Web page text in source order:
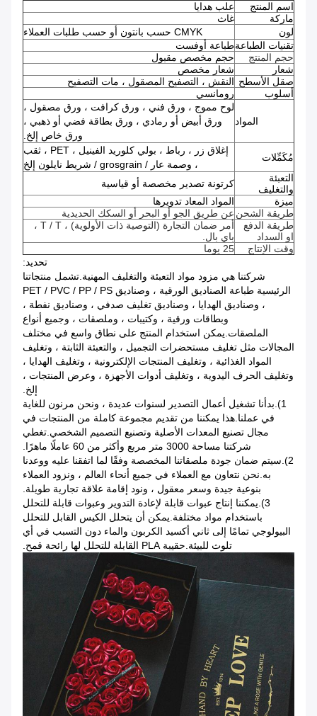
اسم المنتج
علب هدايا
ماركة
غاث
لون
CMYK حسب بانتون أو حسب طلبات العملاء
تقنيات الطباعةطباعة أوفست
حجم المنتج
حجم مخصص مقبول
شعار
شعار مخصص
صقل الأسطح النقش ، التصفيح المصقول ، مات التصفيح
أسلوب
رومانسي
المواد
لوح مموج ، ورق فني ، ورق كرافت ، ورق مصقول ،
ورق أبيض أو رمادي ، ورق بطاقة فضي أو ذهبي ،
ورق خاص إلخ.
مُكَمِّلات
إغلاق زر ، رباط ، بولي كلوريد الفينيل ، PET ، ثقب
، وصمة عار / grosgrain / شريط نايلون إلخ
التعبئة
والتغليف
كرتونة تصدير مخصصة أو قياسية
ميزة
المواد المعاد تدويرها
طريقة الشحن عن طريق الجو أو البحر أو السكك الحديدية
طريقة الدفع
او السداد
أمر ضمان التجارة (التوصية ذات الأولوية) ، T / T ،
باي بال.
وقت الإنتاج
25 يوما
تحديد:
شركتنا هي مزود مواد التعبئة والتغليف المهنية.تشمل منتجاتنا
الرئيسية طباعة الصناديق الورقية ، وصناديق PET / PVC / PP / PS
، وصناديق الهدايا ، وصناديق تغليف صدفي ، وصناديق نفطة ،
وبطاقات ورقية ، وكتيبات ، وملصقات ، وجميع أنواع
الملصقات.يمكن استخدام المنتج على نطاق واسع في مختلف
المجالات مثل تغليف مستحضرات التجميل ، والتعبئة الثابتة ، وتغليف
المواد الغذائية ، وتغليف المنتجات الإلكترونية ، وتغليف الهدايا ،
وتغليف الحرف اليدوية ، وتغليف أدوات الأجهزة ، وعرض المنتجات ،
إلخ.
1).بدأنا تشغيل أعمال التصدير لسنوات عديدة ، ونحن مرنون للغاية
في عملنا.هذا يمكننا من تقديم مجموعة كاملة من المنتجات في
مجال تصنيع المعدات الأصلية وتصنيع التصميم الشخصي.تغطي
شركتنا مساحة 3000 متر مربع وأكثر من 60 عاملًا ماهرًا.
2).سيتم ضمان جودة ملصقاتنا المخصصة وفقًا لما اتفقنا عليه ووعدنا
به.نحن نتعاون مع العملاء في جميع أنحاء العالم ، ونزود العملاء
بنوعية جيدة وسعر معقول ، ونود إقامة علاقة تجارية طويلة.
3).يمكننا إنتاج عبوات قابلة لإعادة التدوير وعبوات قابلة للتحلل
باستخدام مواد مختلفة.يمكن أن يتحلل الكيس القابل للتحلل
البيولوجي تمامًا إلى ثاني أكسيد الكربون والماء دون التسبب في أي
تلوث للبيئة.حقيبة PLA القابلة للتحلل لها رائحة قمح.